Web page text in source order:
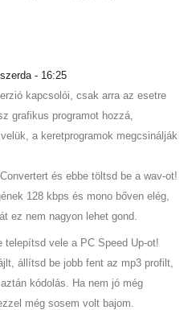
- 16:25
kapcsolói, csak arra az esetre
grafikus programot hozzá,
a keretprogramok megcsinálják
és ebbe töltsd be a wav-ot!
128 kbps és mono bőven elég,
ez nem nagyon lehet gond.
vele a PC Speed Up-ot!
állítsd be jobb fent az mp3 profilt,
kódolás. Ha nem jó még
még sosem volt bajom.